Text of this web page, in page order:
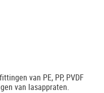
van PE, PP, PVDF
van lasappraten.